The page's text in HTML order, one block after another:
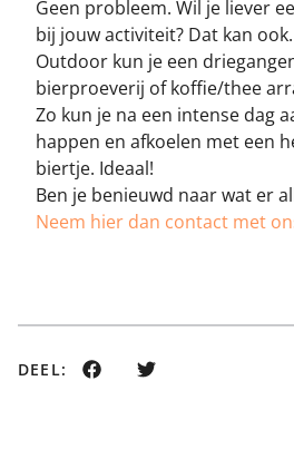
Geen probleem. Wil je liever
bij jouw activiteit? Dat kan
Outdoor kun je een
bierproeverij of koffie/thee
Zo kun je na een intense dag
happen en afkoelen met een
biertje. Ideaal!
Ben je benieuwd naar wat er
Neem hier dan contact met
DEEL: